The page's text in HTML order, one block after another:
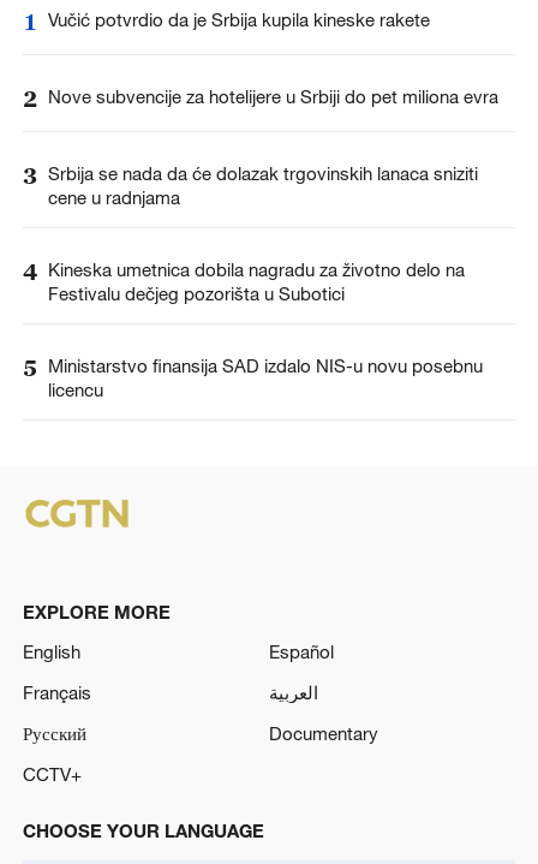
1 Vučić potvrdio da je Srbija kupila kineske rakete
2 Nove subvencije za hotelijere u Srbiji do pet miliona evra
3 Srbija se nada da će dolazak trgovinskih lanaca sniziti
cene u radnjama
4 Kineska umetnica dobila nagradu za životno delo na
Festivalu dečjeg pozorišta u Subotici
5
Ministarstvo finansija SAD izdalo NIS-u novu posebnu
licencu
EXPLORE MORE
English
Español
Français
العربية
Русский
Documentary
CCTV+
CHOOSE YOUR LANGUAGE